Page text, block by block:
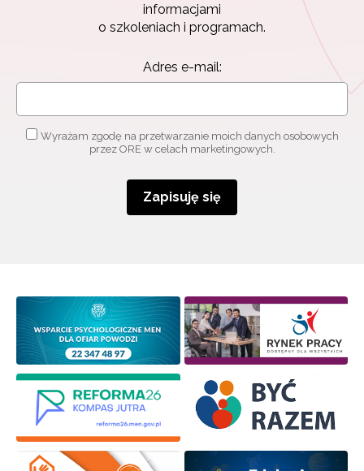
informacjami
o szkoleniach i programach.
Adres e-mail:
Wyrażam zgodę na przetwarzanie moich danych osobowych
przez ORE w celach marketingowych.
Zapisuję się